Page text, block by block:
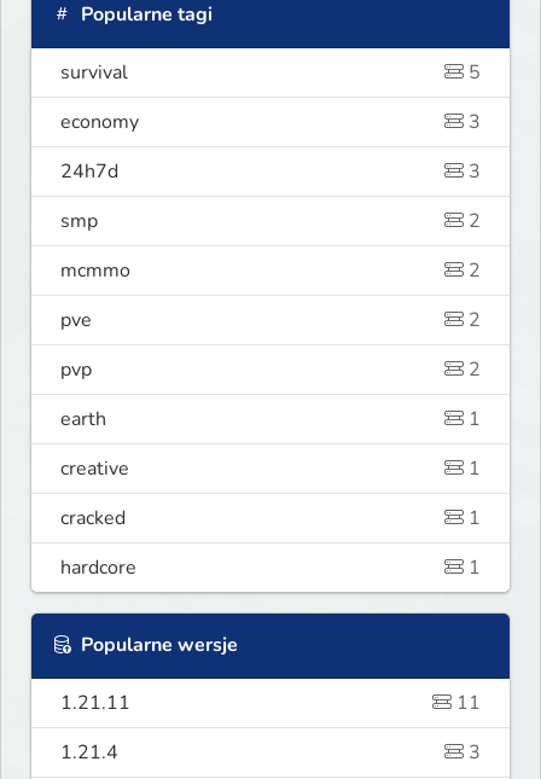
Popularne tagi
survival
5
economy
3
24h7d
3
smp
2
mcmmo
2
pve
2
pvp
2
earth
1
creative
1
cracked
1
hardcore
1
Popularne wersje
1.21.11
11
1.21.4
3